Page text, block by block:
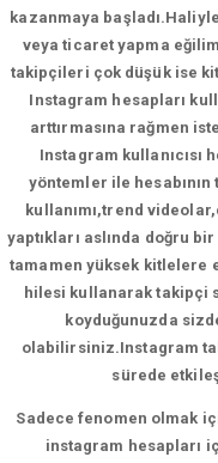
kazanmaya
veya ticaret yapma
takipçileri çok düşük ise
Instagram hesapları
arttırmasına rağmen
Instagram kullanıcısı
yöntemler ile
kullanımı,trend
yaptıkları aslında doğru
tamamen yüksek kitlelere
hilesi kullanarak takipçi
koyduğunuzda
olabilirsiniz.Instagram
sürede
Sadece fenomen olmak
instagram hesapları